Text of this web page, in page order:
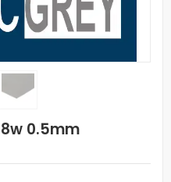
0.5mm